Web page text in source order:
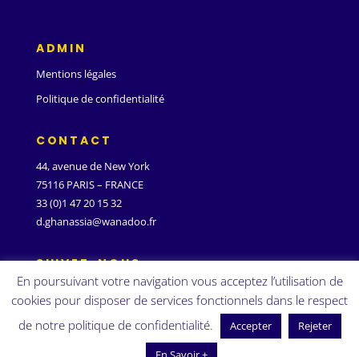
ADMIN
Mentions légales
Politique de confidentialité
CONTACT
44, avenue de New York
75116 PARIS – FRANCE
33 (0)1 47 20 15 32
d.ghanassia@wanadoo.fr
SUIVEZ-NOUS
En poursuivant votre navigation vous acceptez l’utilisation de
cookies pour disposer de services fonctionnels dans le respect
de notre politique de confidentialité.
Accepter
Rejeter